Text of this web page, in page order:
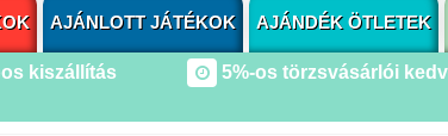
AJÁNLOTT JÁTÉKOK AJÁNDÉK ÖTLETEK
kiszállítás 5%-os törzsvásárlói